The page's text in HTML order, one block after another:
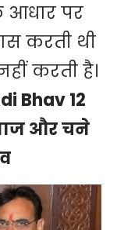
आधार पर
करती थी
करती है।
Bhav 12
और चने